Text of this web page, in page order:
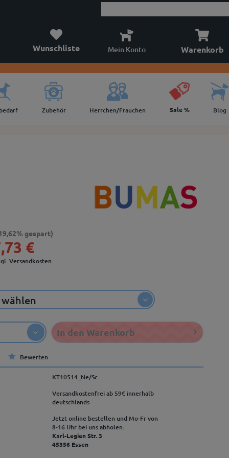
Wunschliste Mein Konto Warenkorb
Zubehör Herrchen/Frauchen Sale % Blog
gespart)
€
Versandkosten
In den Warenkorb
Bewerten
KT10514_Ne/Sc
Versandkostenfrei ab 59€ innerhalb
deutschlands
Jetzt online bestellen und Mo-Fr von
8‑16 Uhr bei uns abholen:
Karl-Legien Str. 3
45356 Essen